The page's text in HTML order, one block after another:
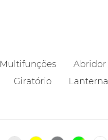
Multifunções Abridor
Giratório Lanterna